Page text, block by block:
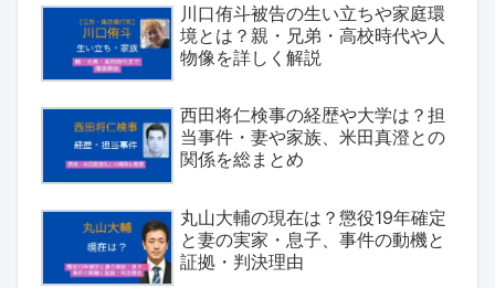
川口侑斗被告の生い立ちや家庭環
境とは？親・兄弟・高校時代や人
物像を詳しく解説
西田将仁検事の経歴や大学は？担
当事件・妻や家族、米田真澄との
関係を総まとめ
丸山大輔の現在は？懲役19年確定
と妻の実家・息子、事件の動機と
証拠・判決理由